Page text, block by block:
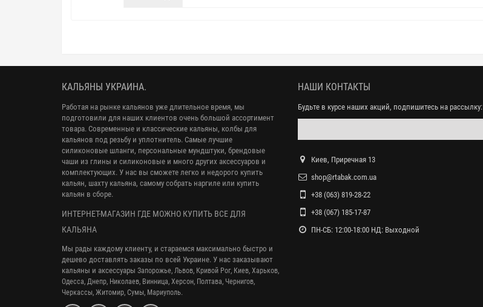
КАЛЬЯНЫ УКРАИНА.
Работая на рынке кальянов уже длительное время, мы
подготовили для наших клиентов очень большой ассортимент
товара. Современные и классические кальяны, колбы для
кальянов под резьбу и уплотнитель. Самые лучшие
силиконовые шланги, персональные мундштуки, брендовые
чаши из глины и силиконовые и много других аксессуаров и
комплектующих. У нас вы сможете легко и недорого купить
кальян, шахту кальяна, самому собрать наргиле или купить
кальян в сборе.
ИНТЕРНЕТ-МАГАЗИН ГДЕ МОЖНО КУПИТЬ ВСЕ ДЛЯ
КАЛЬЯНА
Мы рады каждому клиенту, и стараемся максимально быстро и
дешево доставлять заказы по всей Украине. У нас заказывают
кальяны и аксессуары Запорожье, Львов, Кривой Рог, Киев, Харьков,
Одесса, Днепр, Николаев, Винница, Херсон, Полтава, Чернигов,
Черкассы, Житомир, Сумы, Мариуполь.
НАШИ КОНТАКТЫ
Будьте в курсе наших акций, подпишитесь на рассылку:
Киев, Приречная 13
shop@rtabak.com.ua
+38 (063) 819-28-22
+38 (067) 185-17-87
ПН-СБ: 12:00-18:00 НД: Выходной